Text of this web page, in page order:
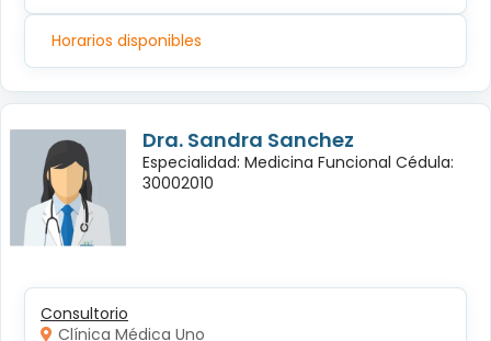
Horarios disponibles
Dra. Sandra Sanchez
Especialidad: Medicina Funcional Cédula:
30002010
Consultorio
Clínica Médica Uno